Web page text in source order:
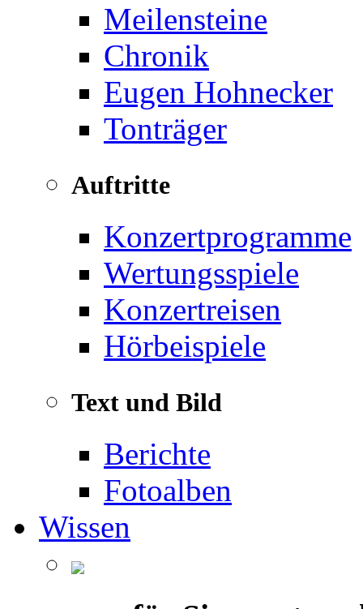
Meilensteine
Chronik
Eugen Hohnecker
Tonträger
Auftritte
Konzertprogramme
Wertungsspiele
Konzertreisen
Hörbeispiele
Text und Bild
Berichte
Fotoalben
Wissen